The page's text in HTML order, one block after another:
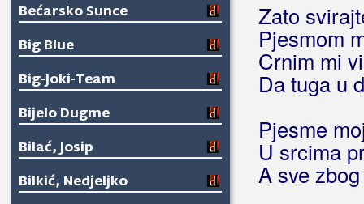
Bećarsko Sunce
Big Blue
Big-Joki-Team
Bijelo Dugme
Bilać, Josip
Bilkić, Nedjeljko
Zato
Pjesmom
Crnim mi
Da tuga u
Pjesme
U srcima
A sve